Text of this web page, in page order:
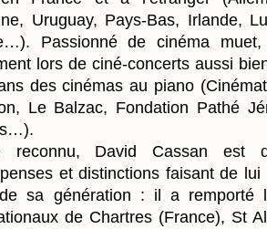
Uruguay, Pays-Bas, Irlande,
Passionné de cinéma
lors de ciné-concerts aussi
des cinémas au piano
Le Balzac, Fondation Pathé
reconnu, David Cassan est
et distinctions faisant de lui
sa génération : il a remporté
de Chartres (France), St